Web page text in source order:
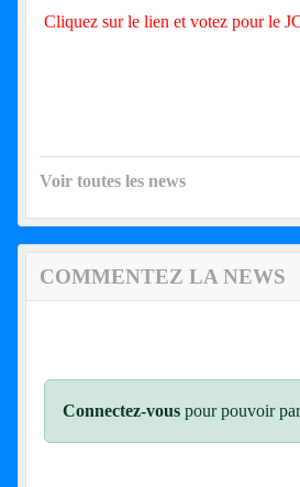
Cliquez sur le lien et votez pour le
Voir toutes les news
COMMENTEZ LA NEWS
Connectez-vous pour pouvoir